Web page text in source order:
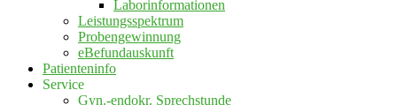
Laborinformationen
Leistungsspektrum
Probengewinnung
eBefundauskunft
Patienteninfo
Service
Gyn.-endokr. Sprechstunde